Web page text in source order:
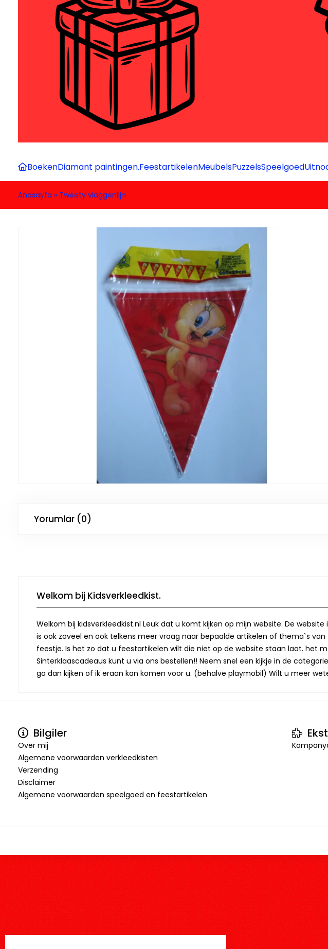
BoekenDiamant paintingen.FeestartikelenMeubelsPuzzelsSpeelgoed
Anasayfa » Tweety vlaggenlijn
Yorumlar (0)
Welkom bij Kidsverkleedkist.
Welkom bij kidsverkleedkist.nl Leuk dat u komt kijken op mijn website. De
is ook zoveel en ook telkens meer vraag naar bepaalde artikelen of thema`s
feestje. Is het zo dat u feestartikelen wilt die niet op de website staan laat. het
Sinterklaascadeaus kunt u via ons bestellen!! Neem snel een kijkje in de
ga dan kijken of ik eraan kan komen voor u. (behalve playmobil) Wilt u meer
Bilgiler
Over mij
Algemene voorwaarden verkleedkisten
Verzending
Disclaimer
Algemene voorwaarden speelgoed en feestartikelen